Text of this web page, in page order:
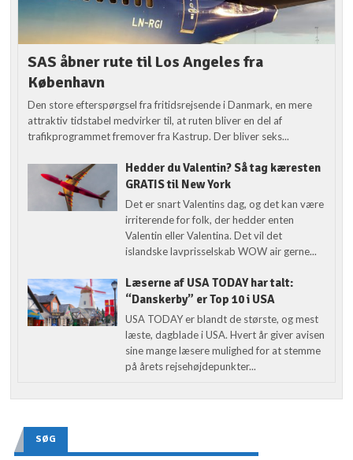
SAS åbner rute til Los Angeles fra
København
Den store efterspørgsel fra fritidsrejsende i Danmark, en mere
attraktiv tidstabel medvirker til, at ruten bliver en del af
trafikprogrammet fremover fra Kastrup. Der bliver seks...
Hedder du Valentin? Så tag kæresten
GRATIS til New York
Det er snart Valentins dag, og det kan være
irriterende for folk, der hedder enten
Valentin eller Valentina. Det vil det
islandske lavprisselskab WOW air gerne...
Læserne af USA TODAY har talt:
“Danskerby” er Top 10 i USA
USA TODAY er blandt de største, og mest
læste, dagblade i USA. Hvert år giver avisen
sine mange læsere mulighed for at stemme
på årets rejsehøjdepunkter...
SØG